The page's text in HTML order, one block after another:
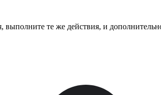
те же действия, и